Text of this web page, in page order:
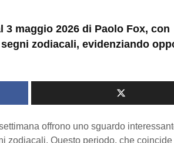
3 maggio 2026 di Paolo Fox, con
zodiacali, evidenziando
offrono uno sguardo
zodiacali. Questo periodo, che coincide